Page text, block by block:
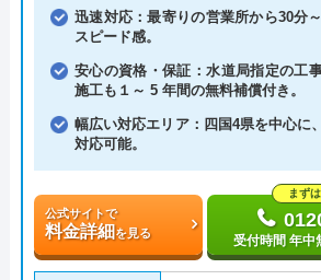
迅速対応：最寄りの営業所から30分
スピード感。
安心の資格・保証：水道局指定の工
施工も１～ 5 年間の無料補償付き。
幅広い対応エリア：四国4県を中心に
対応可能。
公式サイトで
料金詳細 を見る
まず
受付時間 年